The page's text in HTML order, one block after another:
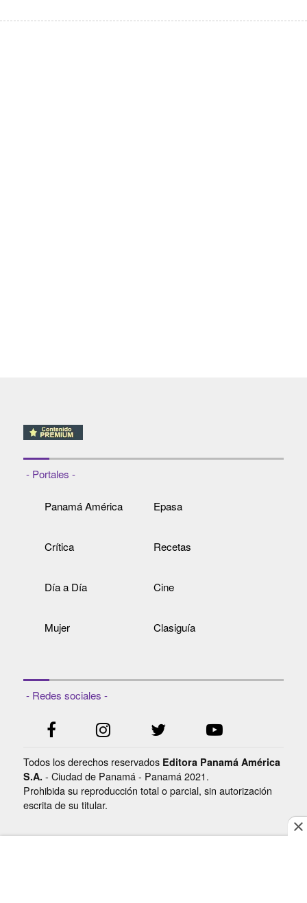
- Portales -
Panamá América Epasa
Crítica Recetas
Día a Día Cine
Mujer Clasiguía
- Redes sociales -
Todos los derechos reservados Editora Panamá América
S.A. - Ciudad de Panamá - Panamá 2021.
Prohibida su reproducción total o parcial, sin autorización
escrita de su titular.